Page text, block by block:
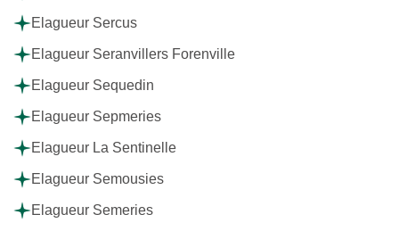
Elagueur Sercus
Elagueur Seranvillers Forenville
Elagueur Sequedin
Elagueur Sepmeries
Elagueur La Sentinelle
Elagueur Semousies
Elagueur Semeries